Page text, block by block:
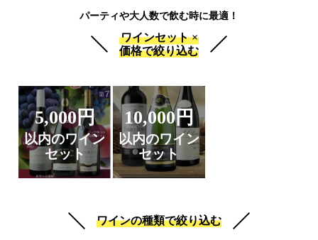
パーティや大人数で飲む時に最適！
ワインセット ×
価格で絞り込む
5,000円
以内のワイン
セット
10,000円
以内のワイン
セット
ワインの種類で絞り込む